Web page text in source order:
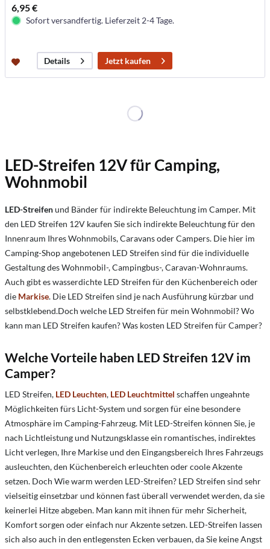
6,95 €
Sofort versandfertig. Lieferzeit 2-4 Tage.
Details Jetzt kaufen
LED-Streifen 12V für Camping,
Wohnmobil
LED-Streifenund Bänder für indirekte Beleuchtung im Camper. Mit
den LED Streifen 12V kaufen Sie sich indirekte Beleuchtung für den
Innenraum Ihres Wohnmobils, Caravans oder Campers. Die hier im
Camping-Shop angebotenen LED Streifen sind für die individuelle
Gestaltung des Wohnmobil-, Campingbus-, Caravan-Wohnraums.
Auch gibt es wasserdichte LED Streifen für den Küchenbereich oder
die Markise. Die LED Streifen sind je nach Ausführung kürzbar und
selbstklebend.Doch welche LED Streifen für mein Wohnmobil? Wo
kann man LED Streifen kaufen? Was kosten LED Streifen für Camper?
Welche Vorteile haben LED Streifen 12V im
Camper?
LED Streifen, LED Leuchten, LED Leuchtmittel schaffen ungeahnte
Möglichkeiten fürs Licht-System und sorgen für eine besondere
Atmosphäre im Camping-Fahrzeug. Mit LED-Streifen können Sie, je
nach Lichtleistung und Nutzungsklasse ein romantisches, indirektes
Licht verlegen, Ihre Markise und den Eingangsbereich Ihres Fahrzeugs
ausleuchten, den Küchenbereich erleuchten oder coole Akzente
setzen. Doch Wie warm werden LED-Streifen? LED Streifen sind sehr
vielseitig einsetzbar und können fast überall verwendet werden, da sie
keinerlei Hitze abgeben. Man kann mit ihnen für mehr Sicherheit,
Komfort sorgen oder einfach nur Akzente setzen. LED-Streifen lassen
sich also auch in den entlegensten Ecken verbauen, da Sie keine Angst